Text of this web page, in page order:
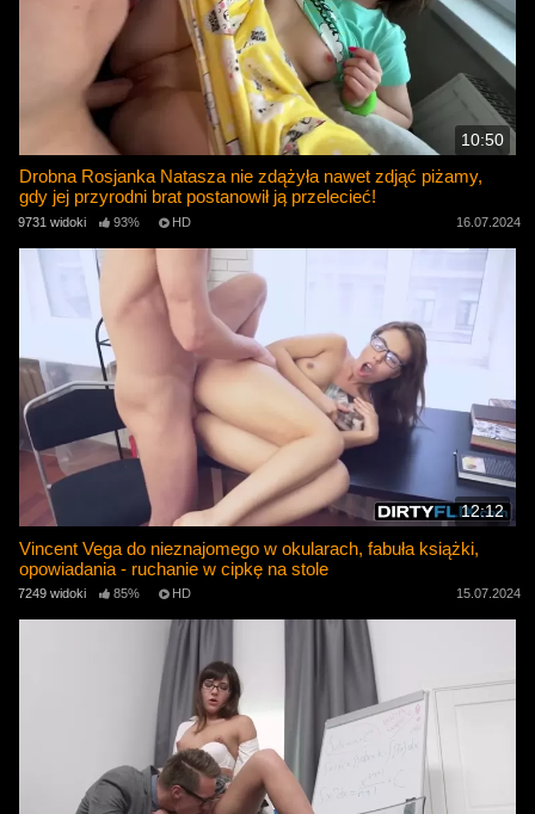
10:50
Drobna Rosjanka Natasza nie zdążyła nawet zdjąć piżamy,
gdy jej przyrodni brat postanowił ją przelecieć!
9731 widoki 93% HD 16.07.2024
12:12
Vincent Vega do nieznajomego w okularach, fabuła książki,
opowiadania - ruchanie w cipkę na stole
7249 widoki 85% HD 15.07.2024